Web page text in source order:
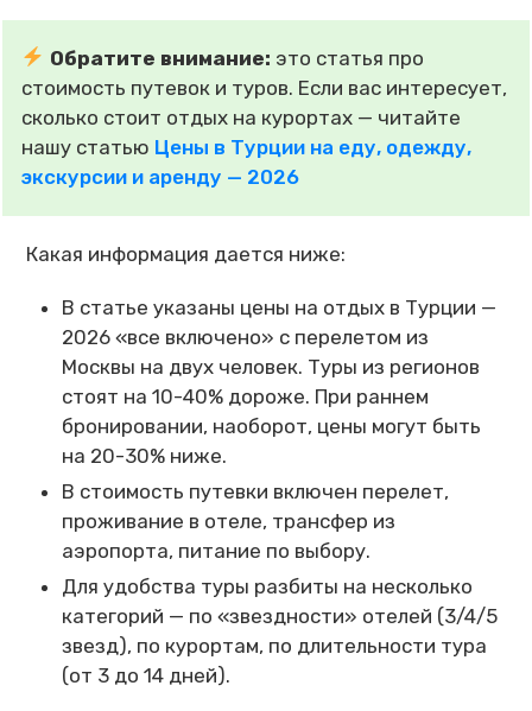
Обратите внимание: это статья про
стоимость путевок и туров. Если вас интересует,
сколько стоит отдых на курортах — читайте
нашу статью Цены в Турции на еду, одежду,
экскурсии и аренду — 2026
Какая информация дается ниже:
В статье указаны цены на отдых в Турции —
2026 «все включено» с перелетом из
Москвы на двух человек. Туры из регионов
стоят на 10-40% дороже. При раннем
бронировании, наоборот, цены могут быть
на 20-30% ниже.
В стоимость путевки включен перелет,
проживание в отеле, трансфер из
аэропорта, питание по выбору.
Для удобства туры разбиты на несколько
категорий — по «звездности» отелей (3/4/5
звезд), по курортам, по длительности тура
(от 3 до 14 дней).